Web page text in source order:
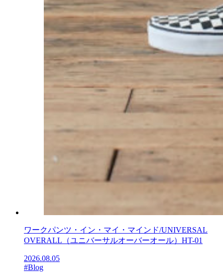
ワークパンツ・イン・マイ・マインド/UNIVERSAL
OVERALL（ユニバーサルオーバーオール）HT-01
2026.08.05
#Blog